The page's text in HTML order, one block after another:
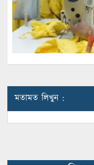
মতামত লিখুন :